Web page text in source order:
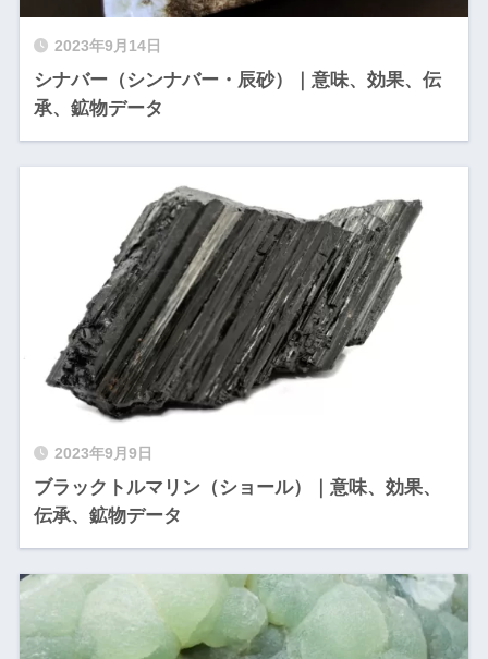
2023年9月14日
シナバー（シンナバー・辰砂）｜意味、効果、伝
承、鉱物データ
2023年9月9日
ブラックトルマリン（ショール）｜意味、効果、
伝承、鉱物データ